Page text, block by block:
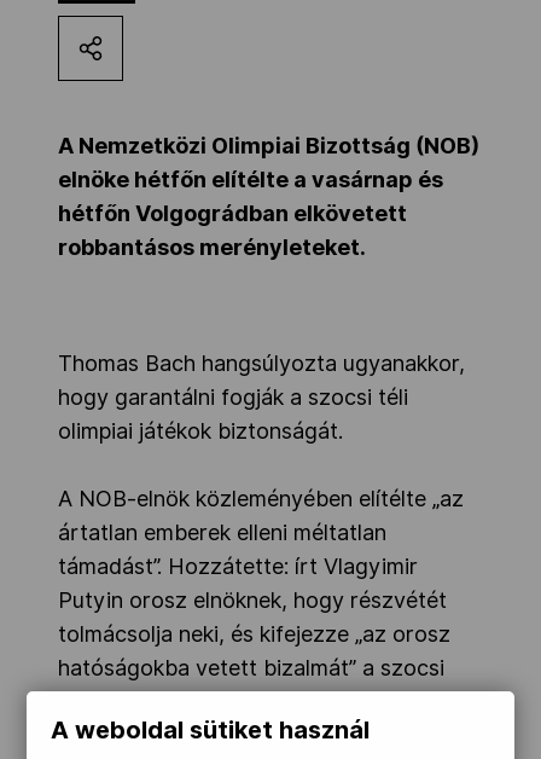
Kettőskarrier-program
NOB
Társszervezetek
Adatbank
A Nemzetközi Olimpiai Bizottság (NOB)
elnöke hétfőn elítélte a vasárnap és
hétfőn Volgográdban elkövetett
robbantásos merényleteket.
Thomas Bach hangsúlyozta ugyanakkor,
hogy garantálni fogják a szocsi téli
olimpiai játékok biztonságát.
A NOB-elnök közleményében elítélte „az
ártatlan emberek elleni méltatlan
támadást”. Hozzátette: írt Vlagyimir
Putyin orosz elnöknek, hogy részvétét
tolmácsolja neki, és kifejezze „az orosz
hatóságokba vetett bizalmát” a szocsi
A weboldal sütiket használ